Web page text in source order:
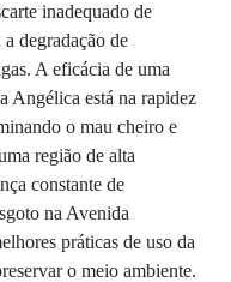
inadequado de
degradação de
A eficácia de uma
Angélica está na rapidez
o mau cheiro e
região de alta
constante de
na Avenida
práticas de uso da
o meio ambiente.